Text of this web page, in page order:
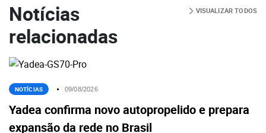
Notícias
relacionadas
VISUALIZAR TODOS
NOTÍCIAS 09/08/2026
Yadea confirma novo autopropelido e prepara
expansão da rede no Brasil